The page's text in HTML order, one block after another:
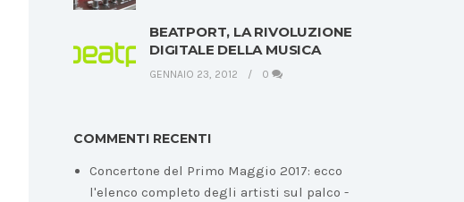
BEATPORT, LA RIVOLUZIONE
DIGITALE DELLA MUSICA
GENNAIO 23, 2012 0
COMMENTI RECENTI
Concertone del Primo Maggio 2017: ecco
l'elenco completo degli artisti sul palco -